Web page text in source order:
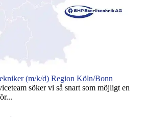
(m/k/d) Region Köln/Bonn
söker vi så snart som möjligt en